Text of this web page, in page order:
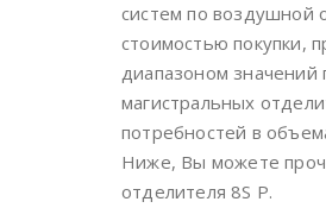
систем по воздушной
стоимостью покупки,
диапазоном
магистральных
потребностей в
Ниже, Вы можете
отделителя 8S P.